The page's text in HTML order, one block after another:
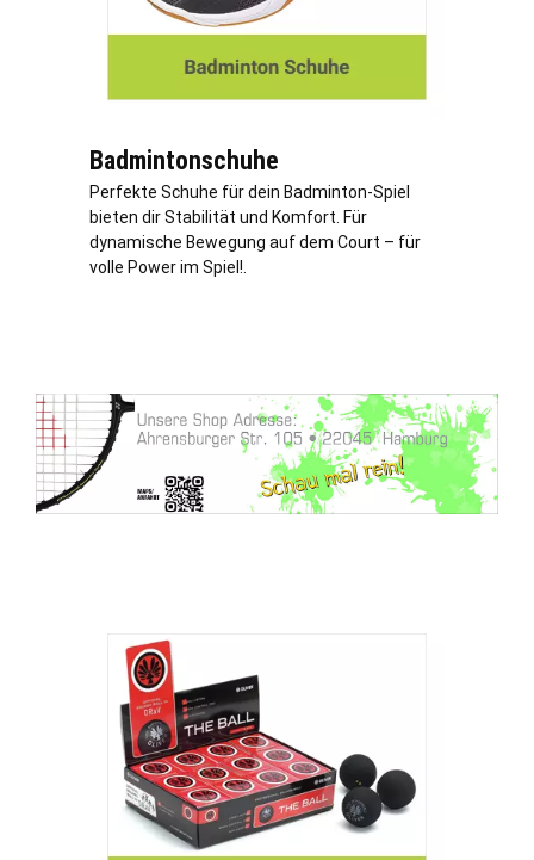
Badmintonschuhe
Perfekte Schuhe für dein Badminton-Spiel
bieten dir Stabilität und Komfort. Für
dynamische Bewegung auf dem Court – für
volle Power im Spiel!.